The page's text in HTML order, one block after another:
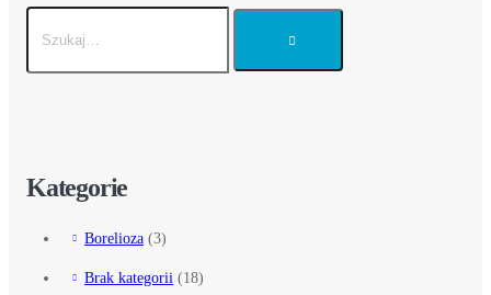
Kategorie
Borelioza (3)
Brak kategorii (18)